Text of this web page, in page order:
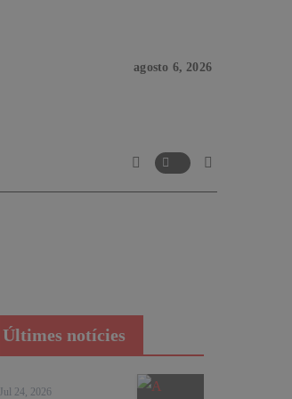
agosto 6, 2026
Últimes notícies
Jul 24, 2026